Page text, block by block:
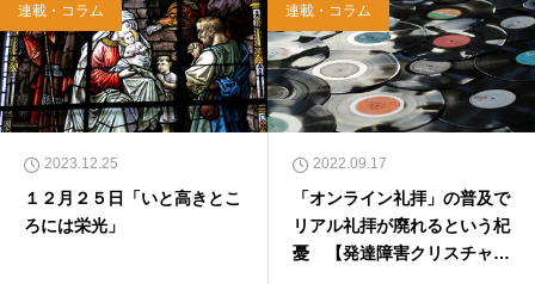
連載・コラム
2023.12.25
１２月２５日「いと高きとこ
ろには栄光」
連載・コラム
2022.09.17
「オンライン礼拝」の普及で
リアル礼拝が廃れるという杞
憂 【発達障害クリスチャン